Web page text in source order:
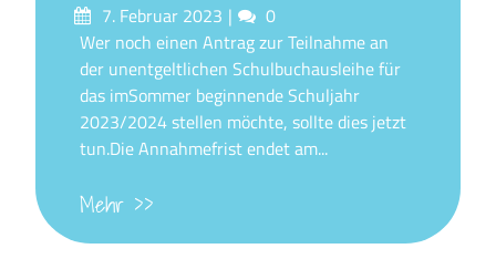
Posted
on
7. Februar 2023 Comments
0
Wer noch einen Antrag zur Teilnahme an
der unentgeltlichen Schulbuchausleihe für
das imSommer beginnende Schuljahr
2023/2024 stellen möchte, sollte dies jetzt
tun.Die Annahmefrist endet am...
Mehr >>